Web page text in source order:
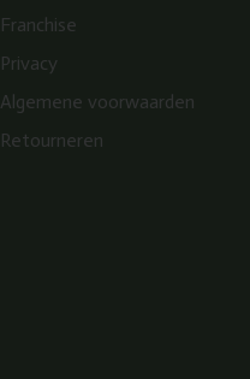
Franchise
Privacy
Algemene voorwaarden
Retourneren